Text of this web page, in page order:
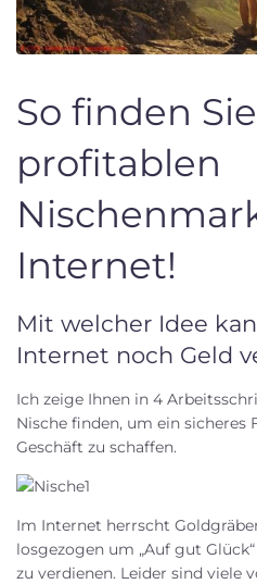
So finden
profitablen
Internet!
Mit welcher Idee
Internet noch Geld
Ich zeige Ihnen in 4
Nische finden, um ein
Geschäft zu schaffen.
Im Internet herrscht
losgezogen um „Auf gut
zu verdienen. Leider sind viele